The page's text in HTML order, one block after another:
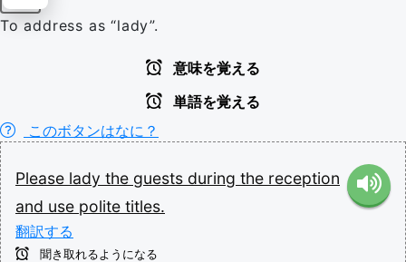
To address as “lady”.
意味を覚える
単語を覚える
このボタンはなに？
Please lady the guests during the reception
and use polite titles.
翻訳する
聞き取れるようになる